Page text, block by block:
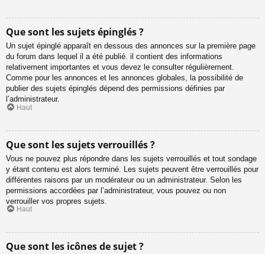
Que sont les sujets épinglés ?
Un sujet épinglé apparaît en dessous des annonces sur la première page
du forum dans lequel il a été publié. il contient des informations
relativement importantes et vous devez le consulter régulièrement.
Comme pour les annonces et les annonces globales, la possibilité de
publier des sujets épinglés dépend des permissions définies par
l’administrateur.
Haut
Que sont les sujets verrouillés ?
Vous ne pouvez plus répondre dans les sujets verrouillés et tout sondage
y étant contenu est alors terminé. Les sujets peuvent être verrouillés pour
différentes raisons par un modérateur ou un administrateur. Selon les
permissions accordées par l’administrateur, vous pouvez ou non
verrouiller vos propres sujets.
Haut
Que sont les icônes de sujet ?